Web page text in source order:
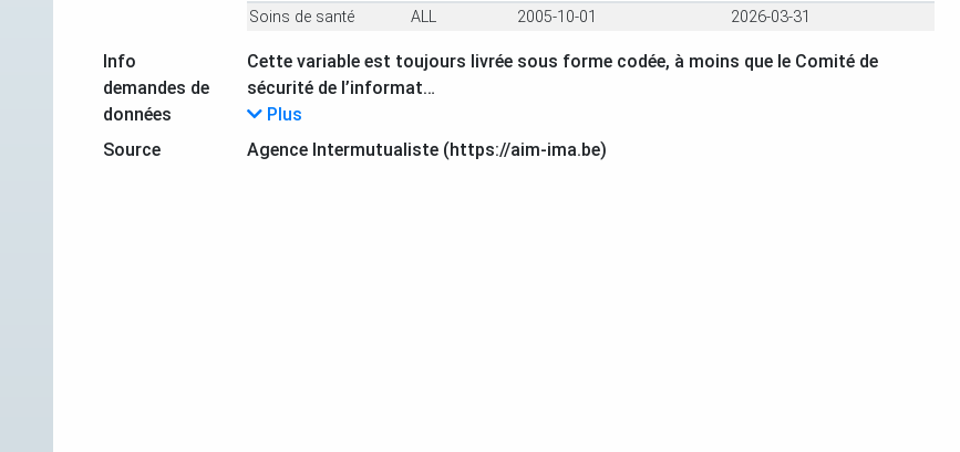
Soins de santé
ALL 2005-10-01 2026-03-31
Info
demandes de
données
Cette variable est toujours livrée sous forme codée, à moins que le Comité de
sécurité de l’informat…
Plus
Source
Agence Intermutualiste (https://aim-ima.be)